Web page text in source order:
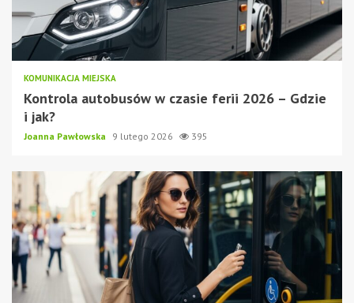
KOMUNIKACJA MIEJSKA
Kontrola autobusów w czasie ferii 2026 – Gdzie
i jak?
Joanna Pawłowska 9 lutego 2026 395